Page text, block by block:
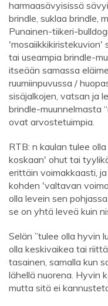
harmaasävyisissä
brindle, suklaa brindle,
Punainen-tiikeri-
'mosaiikkikiristekuvion'
tai useampia brindle-
itseään samassa
ruumiinpuvussa /
sisäjalkojen, vatsan ja
brindle-muunnelmasta
ovat arvostetuimpia.
RTB: n kaulan tulee
koskaan' ohut tai
erittäin voimakkaasti,
kohden 'valtavan
olla levein sen
se on yhtä leveä kuin
Selän ”tulee olla hyvin
olla keskivaikea tai
tasainen, samalla kun
lähellä nuorena. Hyvin
mutta sitä ei